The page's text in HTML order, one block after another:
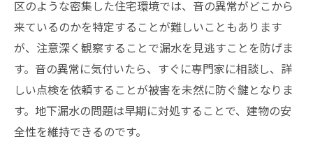
効果的な対策
地下漏水対策の最新技術とその効果
地域特有の地下漏水対策の必要性
自宅でできる簡単な漏水検知メソッド
プロによる定期点検の重要性
漏水対策に必要な保険の活用法
区のような密集した住宅環境では、音の異常がどこから
来ているのかを特定することが難しいこともあります
が、注意深く観察することで漏水を見逃すことを防げま
す。音の異常に気付いたら、すぐに専門家に相談し、詳
しい点検を依頼することが被害を未然に防ぐ鍵となりま
す。地下漏水の問題は早期に対処することで、建物の安
全性を維持できるのです。